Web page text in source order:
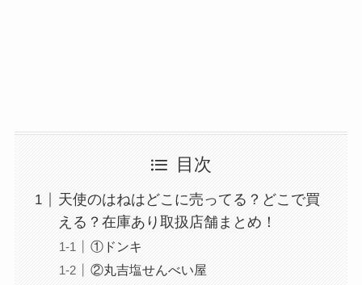
背脂はどこに売ってる？業務スーパーやイオンで
目次
天使のはねはどこに売ってる？どこで買
える？在庫あり取扱店舗まとめ！
①ドンキ
②丸吉塩せんべい屋